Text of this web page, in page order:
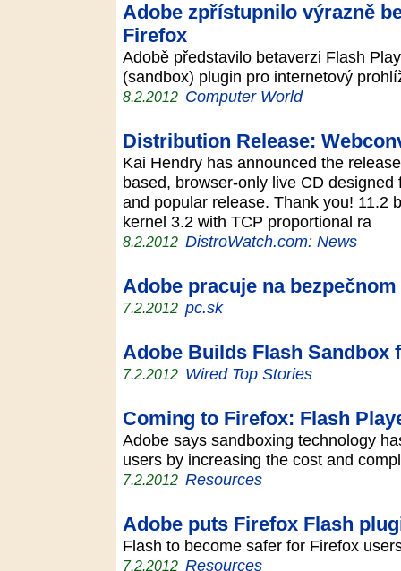
Adobe zpřístupnilo výrazně
Firefox
Adobě představilo betaverzi Flash
(sandbox) plugin pro internetový
8.2.2012 Computer World
Distribution Release:
Kai Hendry has announced the
based, browser-only live CD
and popular release. Thank you! 11.2
kernel 3.2 with TCP proportional ra
8.2.2012 DistroWatch.com: News
Adobe pracuje na
7.2.2012 pc.sk
Adobe Builds Flash Sandbox
7.2.2012 Wired Top Stories
Coming to Firefox: Flash
Adobe says sandboxing technology
users by increasing the cost and
7.2.2012 Resources
Adobe puts Firefox Flash
Flash to become safer for Firefox
7.2.2012 Resources